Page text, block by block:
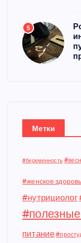
5
Метки
#беременность
#женское
#нутрициолог
питание